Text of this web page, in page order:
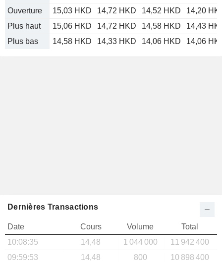
Ouverture
15,03 HKD 14,72 HKD 14,52 HKD
14,20
Plus haut
15,06 HKD 14,72 HKD 14,58 HKD
14,43
Plus bas
14,58 HKD 14,33 HKD 14,06 HKD 14,06
Dernières Transactions
Date Cours Volume
Total
10:08:35
14,48 1 044 000
11 942 400
09:59:53
14,48 800
10 898 400